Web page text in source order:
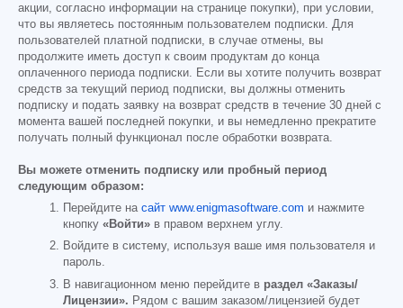
акции, согласно информации на странице покупки), при условии,
что вы являетесь постоянным пользователем подписки. Для
пользователей платной подписки, в случае отмены, вы
продолжите иметь доступ к своим продуктам до конца
оплаченного периода подписки. Если вы хотите получить возврат
средств за текущий период подписки, вы должны отменить
подписку и подать заявку на возврат средств в течение 30 дней с
момента вашей последней покупки, и вы немедленно прекратите
получать полный функционал после обработки возврата.
Вы можете отменить подписку или пробный период
следующим образом:
Перейдите на сайт www.enigmasoftware.com и нажмите
кнопку «Войти» в правом верхнем углу.
Войдите в систему, используя ваше имя пользователя и
пароль.
В навигационном меню перейдите в раздел «Заказы/
Лицензии». Рядом с вашим заказом/лицензией будет